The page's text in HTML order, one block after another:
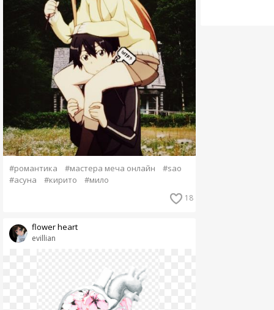
#романтика #мастера меча онлайн
#sao
#асуна
#кирито #мило
18
evillian
flower heart